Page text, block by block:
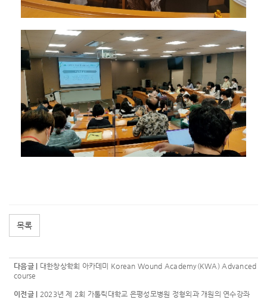
목록
다음글 | 대한창상학회 아카데미 Korean Wound Academy(KWA) Advanced
course
이전글 | 2023년 제 2회 가톨릭대학교 은평성모병원 정형외과 개원의 연수강좌